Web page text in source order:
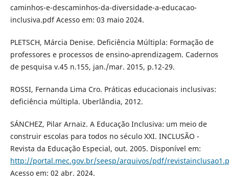
caminhos-e-descaminhos-da-diversidade-a-educacao-
inclusiva.pdf Acesso em: 03 maio 2024.
PLETSCH, Márcia Denise. Deficiência Múltipla: Formação de
professores e processos de ensino-aprendizagem. Cadernos
de pesquisa v.45 n.155, jan./mar. 2015, p.12-29.
ROSSI, Fernanda Lima Cro. Práticas educacionais inclusivas:
deficiência múltipla. Uberlândia, 2012.
SÁNCHEZ, Pilar Arnaiz. A Educação Inclusiva: um meio de
construir escolas para todos no século XXI. INCLUSÃO -
Revista da Educação Especial, out. 2005. Disponível em:
http://portal.mec.gov.br/seesp/arquivos/pdf/
Acesso em: 02 abr. 2024.